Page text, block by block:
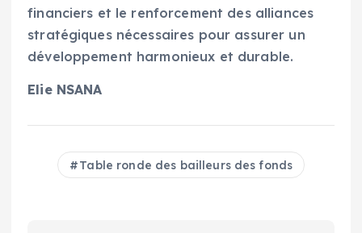
financiers et le renforcement des alliances
stratégiques nécessaires pour assurer un
développement harmonieux et durable.
Elie NSANA
Table ronde des bailleurs des fonds